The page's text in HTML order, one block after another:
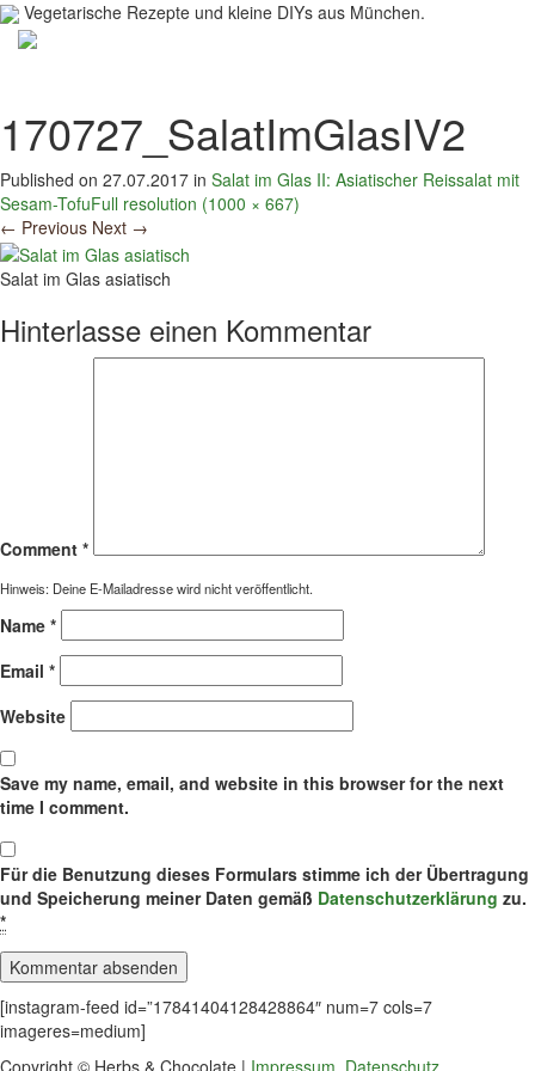
Vegetarische Rezepte und kleine DIYs aus München.
170727_SalatImGlasIV2
Published on 27.07.2017 in Salat im Glas II: Asiatischer Reissalat mit
Sesam-TofuFull resolution (1000 × 667)
← Previous Next →
Salat im Glas asiatisch
Hinterlasse einen Kommentar
Comment *
Hinweis: Deine E-Mailadresse wird nicht veröffentlicht.
Name *
Email *
Website
Save my name, email, and website in this browser for the next
time I comment.
Für die Benutzung dieses Formulars stimme ich der Übertragung
und Speicherung meiner Daten gemäß Datenschutzerklärung zu.
*
[instagram-feed id=”17841404128428864″ num=7 cols=7
imageres=medium]
Copyright © Herbs & Chocolate | Impressum Datenschutz